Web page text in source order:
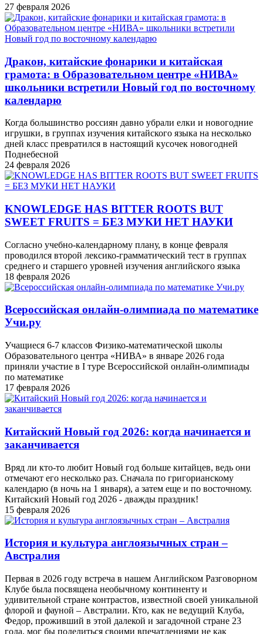
27 февраля 2026
Дракон, китайские фонарики и китайская
грамота: в Образовательном центре «НИВА»
школьники встретили Новый год по восточному
календарю
Когда большинство россиян давно убрали елки и новогодние
игрушки, в группах изучения китайского языка на несколько
дней класс превратился в настоящий кусочек новогодней
Поднебесной
24 февраля 2026
KNOWLEDGE HAS BITTER ROOTS BUT
SWEET FRUITS = БЕЗ МУКИ НЕТ НАУКИ
Согласно учебно-календарному плану, в конце февраля
проводился второй лексико-грамматический тест в группах
среднего и старшего уровней изучения английского языка
18 февраля 2026
Всероссийская онлайн-олимпиада по математике
Учи.ру
Учащиеся 6-7 классов Физико-математической школы
Образовательного центра «НИВА» в январе 2026 года
приняли участие в I туре Всероссийской онлайн-олимпиады
по математике
17 февраля 2026
Китайский Новый год 2026: когда начинается и
заканчивается
Вряд ли кто-то любит Новый год больше китайцев, ведь они
отмечают его несколько раз. Сначала по григорианскому
календарю (в ночь на 1 января), а затем еще и по восточному.
Китайский Новый год 2026 - дважды праздник!
15 февраля 2026
История и культура англоязычных стран –
Австралия
Первая в 2026 году встреча в нашем Английском Разговорном
Клубе была посвящена необычному континенту и
удивительной стране контрастов, известной своей уникальной
флорой и фауной – Австралии. Кто, как не ведущий Клуба,
Федор, проживший в этой далекой и загадочной стране 23
года, мог бы поделиться своими впечатлениями не как